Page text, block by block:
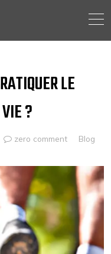
LE
?
zero comment
Blog